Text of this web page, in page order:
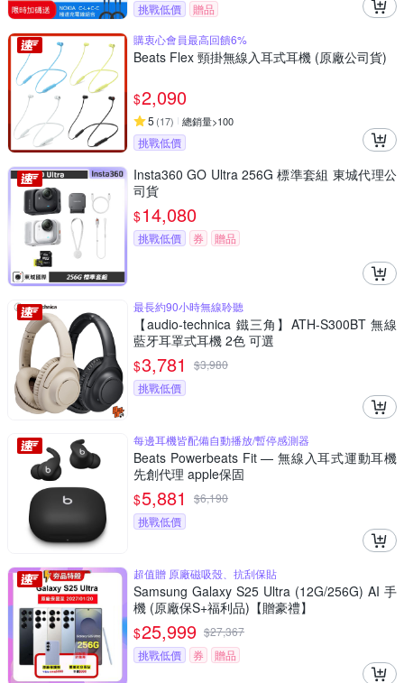
挑戰低價
贈品
購衷心會員最高回饋6%
Beats Flex 頸掛無線入耳式耳機 (原廠公司貨)
$2,090
5 (17) 總銷量>100
挑戰低價
Insta360 GO Ultra 256G 標準套組 東城代理公
司貨
$14,080
挑戰低價 券 贈品
最長約90小時無線聆聽
【audio-technica 鐵三角】ATH-S300BT 無線
藍牙耳罩式耳機 2色 可選
$3,781 $3,980
挑戰低價
每邊耳機皆配備自動播放/暫停感測器
Beats Powerbeats Fit — 無線入耳式運動耳機
先創代理 apple保固
$5,881 $6,190
挑戰低價
超值贈 原廠磁吸殼、抗刮保貼
Samsung Galaxy S25 Ultra (12G/256G) AI 手
機 (原廠保S+福利品)【贈豪禮】
$25,999 $27,367
挑戰低價
券 贈品